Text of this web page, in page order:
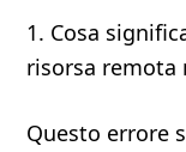
1. Cosa
risorsa remota
Questo errore